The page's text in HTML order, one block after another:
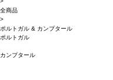
全商品
>
ポルトガル& カンプタール
ポルトガル
カンプタール